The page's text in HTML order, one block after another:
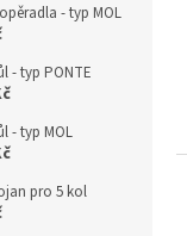
- typ MOL
- typ PONTE
- typ MOL
pro 5 kol